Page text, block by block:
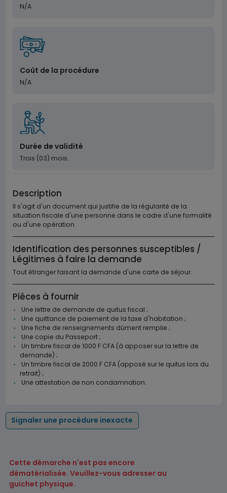
N/A
Coût de la procédure
N/A
Durée de validité
Trois (03) mois.
Description
Il s'agit d'un document qui justifie de la régularité de la
situation fiscale d'une personne dans le cadre d'une formalité
ou d'une opération.
Identification des personnes susceptibles /
Légitimes à faire la demande
Tout étranger faisant la demande d'une carte de séjour.
Pièces à fournir
Une lettre de demande de quitus fiscal ;
Une quittance de paiement de la taxe d'habitation ;
Une fiche de renseignements dûment remplie ;
Une copie du Passeport ;
Un timbre fiscal de 1000 F CFA (à apposer sur la lettre de
demande) ;
Un timbre fiscal de 2000 F CFA (apposé sur le quitus lors du
retrait) ;
Une attestation de non condamnation.
Signaler une procédure inexacte
Cette démarche n'est pas encore
dématérialisée. Veuillez-vous adresser au
guichet physique.